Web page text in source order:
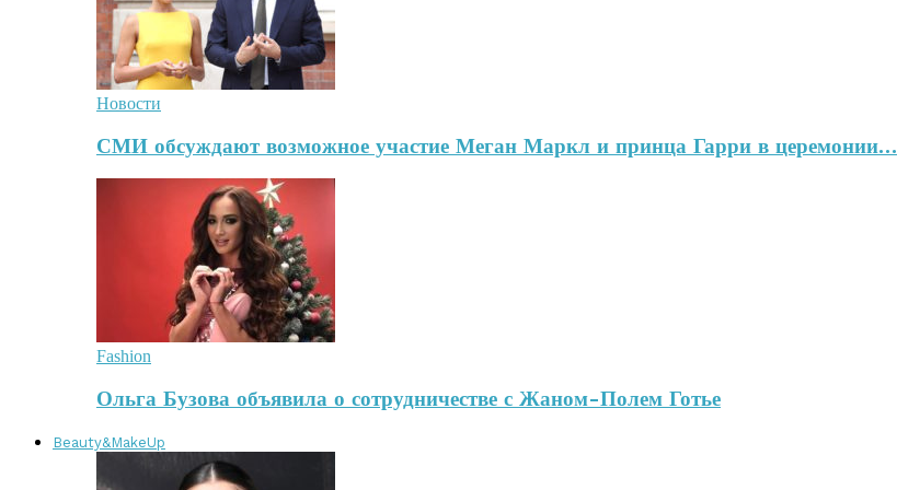
Новости
СМИ обсуждают возможное участие Меган Маркл и принца Гарри в церемонии…
Fashion
Ольга Бузова объявила о сотрудничестве с Жаном-Полем Готье
Beauty&MakeUp